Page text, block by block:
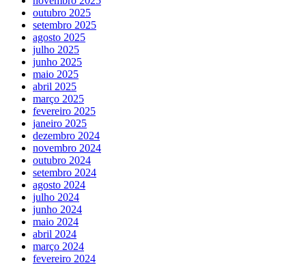
outubro 2025
setembro 2025
agosto 2025
julho 2025
junho 2025
maio 2025
abril 2025
março 2025
fevereiro 2025
janeiro 2025
dezembro 2024
novembro 2024
outubro 2024
setembro 2024
agosto 2024
julho 2024
junho 2024
maio 2024
abril 2024
março 2024
fevereiro 2024